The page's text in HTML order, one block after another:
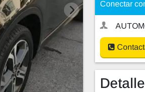
Conectar